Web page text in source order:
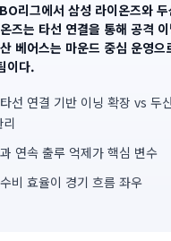
리그에서 삼성 라이온즈와
즈는 타선 연결을 통해 공격
베어스는 마운드 중심 운영으
이다.
선 연결 기반 이닝 확장 vs 두
연속 출루 억제가 핵심 변수
비 효율이 경기 흐름 좌우